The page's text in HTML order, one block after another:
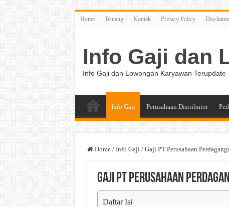
Home Tentang Kontak Privacy Policy
Info Gaji dan
Info Gaji dan Lowongan Karyawan Terupdate
Info Gaji Perusahaan Distributor
Home / Info Gaji / Gaji PT Perusahaan
Gaji PT Perusahaan
Daftar Isi